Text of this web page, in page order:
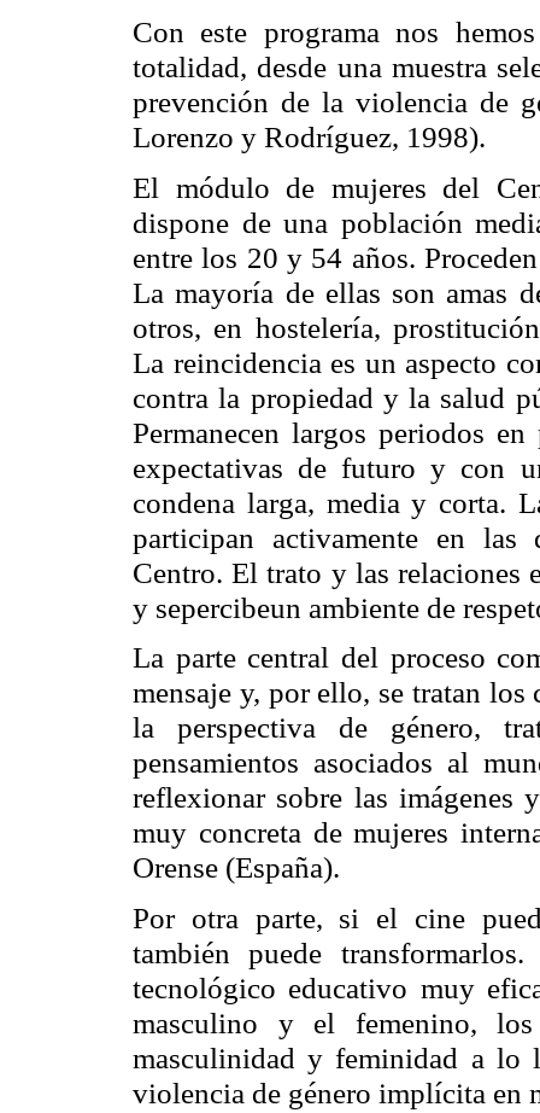
Con este programa nos
totalidad, desde una muestra
prevención de la violencia de
Lorenzo y Rodríguez, 1998).
El módulo de mujeres del
dispone de una población
entre los 20 y 54 años.
La mayoría de ellas son amas
otros, en hostelería,
La reincidencia es un aspecto
contra la propiedad y la salud
Permanecen largos periodos
expectativas de futuro y con
condena larga, media y corta.
participan activamente en las
Centro. El trato y las relaciones
y sepercibeun ambiente de
La parte central del proceso
mensaje y, por ello, se tratan
la perspectiva de género,
pensamientos asociados al
reflexionar sobre las imágenes
muy concreta de mujeres
Orense (España).
Por otra parte, si el cine
también puede
tecnológico educativo muy
masculino y el femenino,
masculinidad y feminidad a lo
violencia de género implícita en